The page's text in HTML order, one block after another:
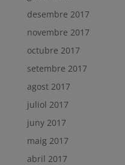
desembre 2017
novembre 2017
octubre 2017
setembre 2017
agost 2017
juliol 2017
juny 2017
maig 2017
abril 2017